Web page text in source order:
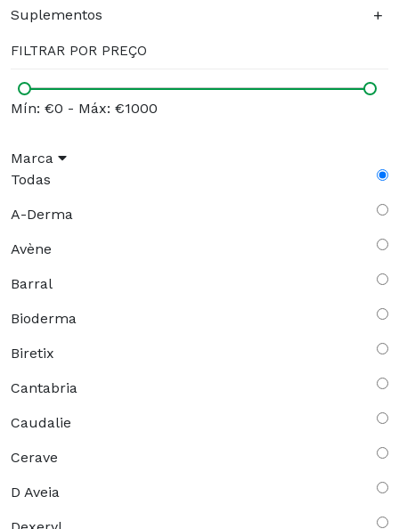
Suplementos +
FILTRAR POR PREÇO
Mín: €0 - Máx: €1000
Marca
Todas
A-Derma
Avène
Barral
Bioderma
Biretix
Cantabria
Caudalie
Cerave
D Aveia